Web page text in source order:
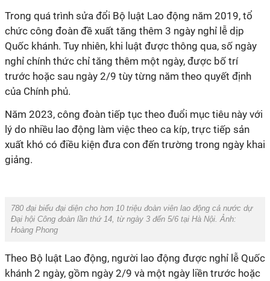
Trong quá trình sửa đổi Bộ luật Lao động năm 2019, tổ
chức công đoàn đề xuất tăng thêm 3 ngày nghỉ lễ dịp
Quốc khánh. Tuy nhiên, khi luật được thông qua, số ngày
nghỉ chính thức chỉ tăng thêm một ngày, được bố trí
trước hoặc sau ngày 2/9 tùy từng năm theo quyết định
của Chính phủ.
Năm 2023, công đoàn tiếp tục theo đuổi mục tiêu này với
lý do nhiều lao động làm việc theo ca kíp, trực tiếp sản
xuất khó có điều kiện đưa con đến trường trong ngày khai
giảng.
780 đại biểu đại diện cho hơn 10 triệu đoàn viên lao động cả nước dự
Đại hội Công đoàn lần thứ 14, từ ngày 3 đến 5/6 tại Hà Nội. Ảnh:
Hoàng Phong
Theo Bộ luật Lao động, người lao động được nghỉ lễ Quốc
khánh 2 ngày, gồm ngày 2/9 và một ngày liền trước hoặc